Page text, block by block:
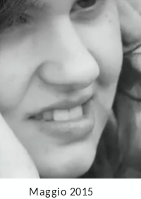
Maggio 2015